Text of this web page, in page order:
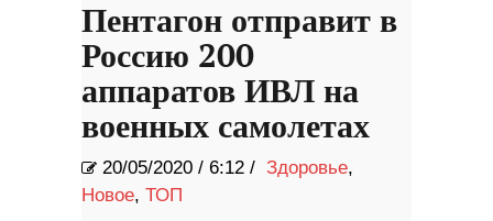
Пентагон отправит в
Россию 200
аппаратов ИВЛ на
военных самолетах
20/05/2020 / 6:12 / Здоровье,
Новое, ТОП